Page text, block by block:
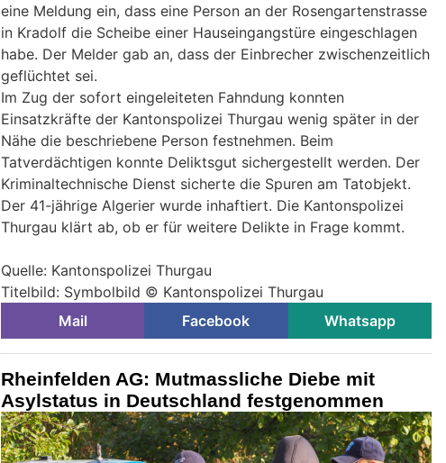
eine Meldung ein, dass eine Person an der Rosengartenstrasse
in Kradolf die Scheibe einer Hauseingangstüre eingeschlagen
habe. Der Melder gab an, dass der Einbrecher zwischenzeitlich
geflüchtet sei.
Im Zug der sofort eingeleiteten Fahndung konnten
Einsatzkräfte der Kantonspolizei Thurgau wenig später in der
Nähe die beschriebene Person festnehmen. Beim
Tatverdächtigen konnte Deliktsgut sichergestellt werden. Der
Kriminaltechnische Dienst sicherte die Spuren am Tatobjekt.
Der 41-jährige Algerier wurde inhaftiert. Die Kantonspolizei
Thurgau klärt ab, ob er für weitere Delikte in Frage kommt.
Quelle: Kantonspolizei Thurgau
Titelbild: Symbolbild © Kantonspolizei Thurgau
Mail
Facebook Whatsapp
Rheinfelden AG: Mutmassliche Diebe mit
Asylstatus in Deutschland festgenommen